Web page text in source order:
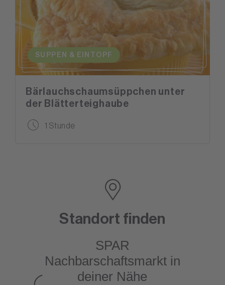
SUPPEN & EINTOPF
Bärlauchschaumsüppchen unter
der Blätterteighaube
1 Stunde
Standort finden
SPAR
Nachbarschaftsmarktin
deiner Nähe